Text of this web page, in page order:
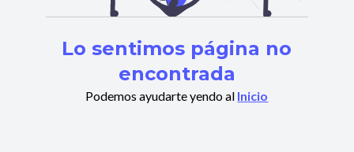
Lo sentimos página no
encontrada
Podemos ayudarte yendo al Inicio